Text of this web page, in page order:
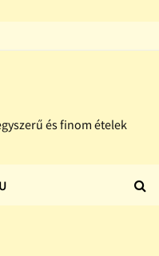
és finom ételek